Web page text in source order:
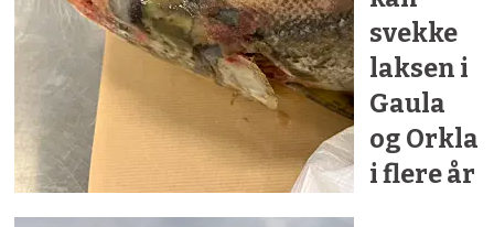
svekke
laksen i
Gaula
og Orkla
i flere år